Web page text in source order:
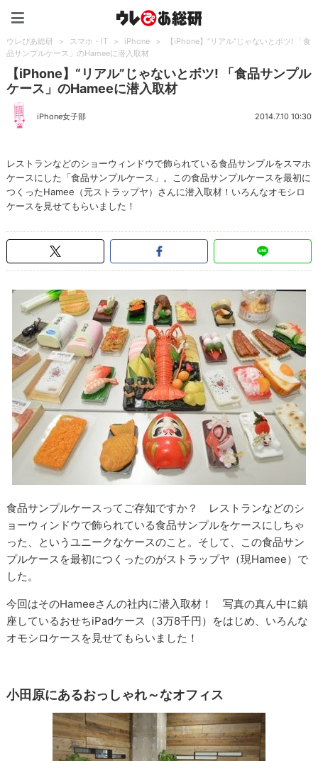
ウレぴあ総研 > スマホ・IT > iPhone >
【iPhone】“リアル”じゃないとボツ! 「食
品サンプルケース」のHameeに潜入取材
【iPhone】“リアル”じゃないとボツ! 「食品サンプル
ケース」のHameeに潜入取材
iPhone女子部 2014.7.10 10:30
レストランなどのショーウィンドウで飾られている食品サンプルをスマホ
ケースにした「食品サンプルケース」。この食品サンプルケースを最初に
つくったHamee（元ストラップヤ）さんに潜入取材！いろんなオモシロ
ケースを見せてもらいました！
食品サンプルケースってご存知ですか？ レストランなどのシ
ョーウィンドウで飾られている食品サンプルをケースにしちゃ
った、というユニークなケースのこと。そして、この食品サン
プルケースを最初につくったのがストラップヤ（現Hamee）で
した。
今回はそのHameeさんの社内に潜入取材！ 写真の真ん中に鎮
座しているおせちiPadケース（3万8千円）をはじめ、いろんな
オモシロケースを見せてもらいました！
小田原にあるおっしゃれ～なオフィス